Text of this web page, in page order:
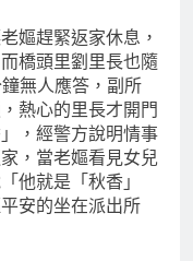
嫗趕緊返家休息，
橋頭里劉里長也隨
無人應答，副所
熱心的里長才開門
，經警方說明情事
，當老嫗看見女兒
他就是「秋香」
安的坐在派出所